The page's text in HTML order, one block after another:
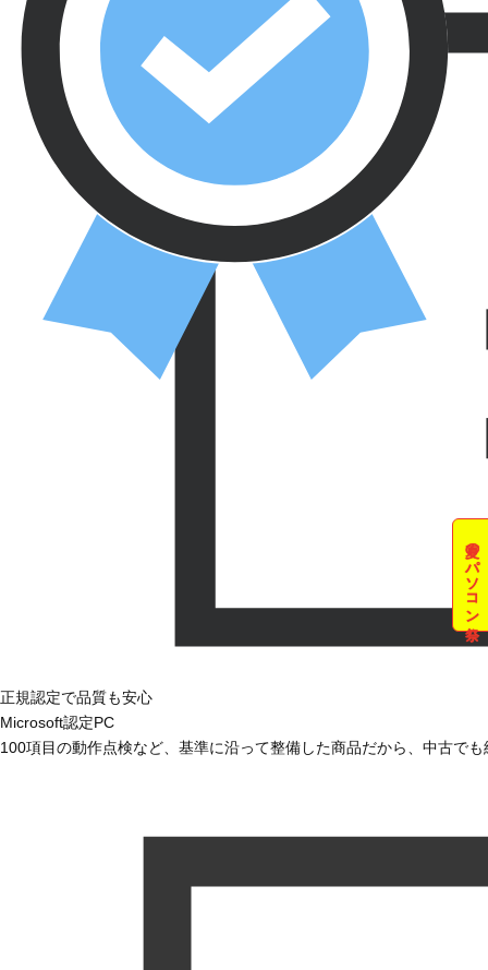
夏のパソコン祭
正規認定で品質も安心
Microsoft認定PC
100項目の動作点検など、基準に沿って整備した商品だから、中古で